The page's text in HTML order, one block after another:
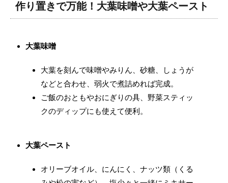
作り置きで万能！大葉味噌や大葉ペースト
大葉味噌
大葉を刻んで味噌やみりん、砂糖、しょうが
などと合わせ、弱火で煮詰めれば完成。
ご飯のおともやおにぎりの具、野菜スティッ
クのディップにも使えて便利。
大葉ペースト
オリーブオイル、にんにく、ナッツ類（くる